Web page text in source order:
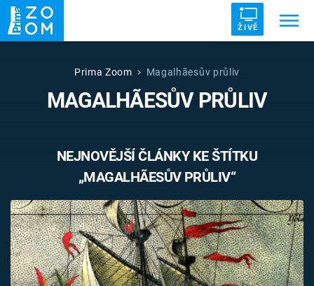
ŽIVĚ
ZRÁDCI UFO DRUHÁ SVĚTOVÁ VÁLKA
ZÁHADY VETŘELCI DÁVNOVĚKU
Témata
Pořady
Prima Zoom Magalhãesův průliv
MAGALHÃESŮV PRŮLIV
NEJNOVĚJŠÍ ČLÁNKY KE ŠTÍTKU
„MAGALHÃESŮV PRŮLIV“